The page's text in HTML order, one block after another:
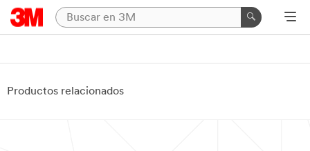
Productos relacionados